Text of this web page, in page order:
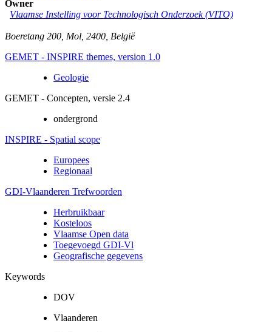
Owner
Vlaamse Instelling voor Technologisch Onderzoek (VITO)
Boeretang 200 Mol 2400 België
GEMET - INSPIRE themes, version 1.0
Geologie
GEMET - Concepten, versie 2.4
ondergrond
INSPIRE - Spatial scope
Europees
Regionaal
GDI-Vlaanderen Trefwoorden
Herbruikbaar
Kosteloos
Vlaamse Open data
Toegevoegd GDI-Vl
Geografische gegevens
Keywords
DOV
Vlaanderen